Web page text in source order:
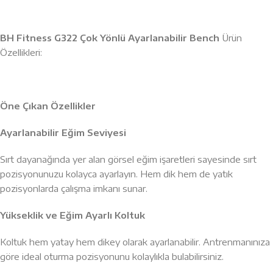
BH Fitness G322 Çok Yönlü Ayarlanabilir Bench Ürün
Özellikleri:
Öne Çıkan Özellikler
Ayarlanabilir Eğim Seviyesi
Sırt dayanağında yer alan görsel eğim işaretleri sayesinde sırt
pozisyonunuzu kolayca ayarlayın. Hem dik hem de yatık
pozisyonlarda çalışma imkanı sunar.
Yükseklik ve Eğim Ayarlı Koltuk
Koltuk hem yatay hem dikey olarak ayarlanabilir. Antrenmanınıza
göre ideal oturma pozisyonunu kolaylıkla bulabilirsiniz.